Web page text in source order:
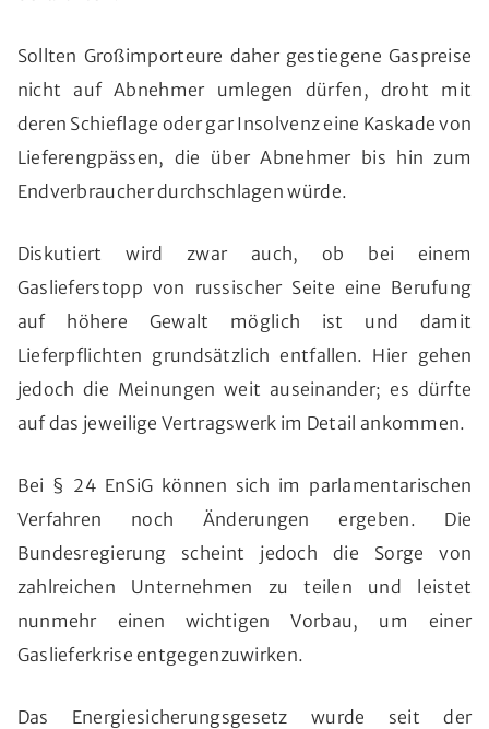
Sollten Großimporteure daher gestiegene Gaspreise
nicht auf Abnehmer umlegen dürfen, droht mit
deren Schieflage oder gar Insolvenz eine Kaskade von
Lieferengpässen, die über Abnehmer bis hin zum
Endverbraucher durchschlagen würde.
Diskutiert wird zwar auch, ob bei einem
Gaslieferstopp von russischer Seite eine Berufung
auf höhere Gewalt möglich ist und damit
Lieferpflichten grundsätzlich entfallen. Hier gehen
jedoch die Meinungen weit auseinander; es dürfte
auf das jeweilige Vertragswerk im Detail ankommen.
Bei § 24 EnSiG können sich im parlamentarischen
Verfahren noch Änderungen ergeben. Die
Bundesregierung scheint jedoch die Sorge von
zahlreichen Unternehmen zu teilen und leistet
nunmehr einen wichtigen Vorbau, um einer
Gaslieferkrise entgegenzuwirken.
Das Energiesicherungsgesetz wurde seit der